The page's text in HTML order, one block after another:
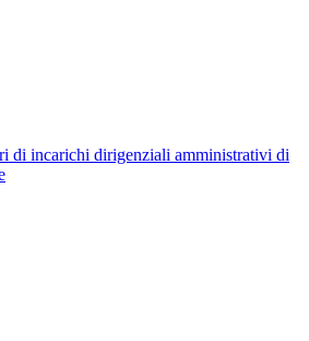
di incarichi dirigenziali amministrativi di